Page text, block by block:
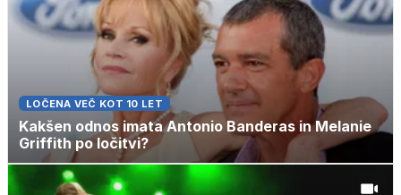
LOČENA VEČ KOT 10 LET
Kakšen odnos imata Antonio Banderas in Melanie
Griffith po ločitvi?